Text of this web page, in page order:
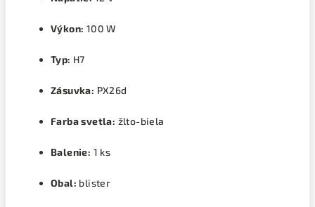
Výkon: 100 W
Typ: H7
Zásuvka: PX26d
Farba svetla: žlto-biela
Balenie: 1 ks
Obal: blister